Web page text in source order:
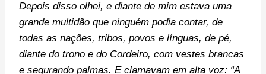
Depois disso olhei, e diante de mim estava uma
grande multidão que ninguém podia contar, de
todas as nações, tribos, povos e línguas, de pé,
diante do trono e do Cordeiro, com vestes brancas
e segurando palmas. E clamavam em alta voz: “A